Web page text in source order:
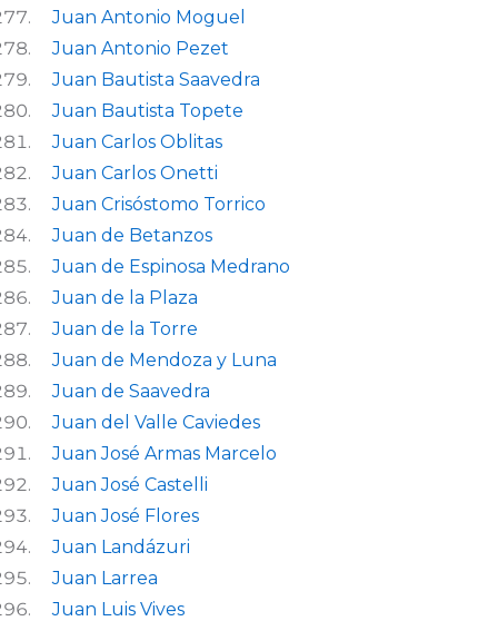
Juan Antonio Moguel
Juan Antonio Pezet
Juan Bautista Saavedra
Juan Bautista Topete
Juan Carlos Oblitas
Juan Carlos Onetti
Juan Crisóstomo Torrico
Juan de Betanzos
Juan de Espinosa Medrano
Juan de la Plaza
Juan de la Torre
Juan de Mendoza y Luna
Juan de Saavedra
Juan del Valle Caviedes
Juan José Armas Marcelo
Juan José Castelli
Juan José Flores
Juan Landázuri
Juan Larrea
Juan Luis Vives